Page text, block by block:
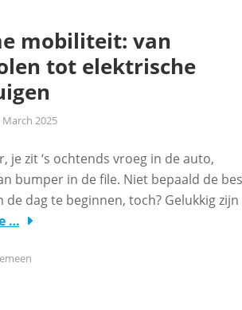
mobiliteit: van
tot elektrische
March 2025
je zit ‘s ochtends vroeg in de auto,
bumper in de file. Niet bepaald de
de dag te beginnen, toch? Gelukkig zijn
…